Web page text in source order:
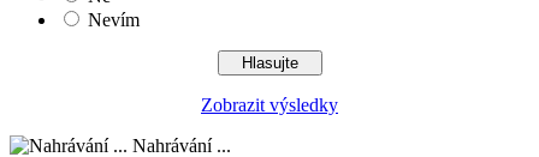
Nevím
Zobrazit výsledky
Nahrávání ...